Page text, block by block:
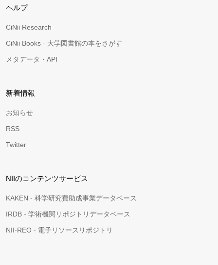
ヘルプ
CiNii Research
CiNii Books - 大学図書館の本をさがす
メタデータ・API
新着情報
お知らせ
RSS
Twitter
NIIのコンテンツサービス
KAKEN - 科学研究費助成事業データベース
IRDB - 学術機関リポジトリデータベース
NII-REO - 電子リソースリポジトリ